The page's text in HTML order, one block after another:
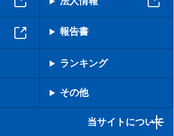
報告書
ランキング
その他
当サイトについて